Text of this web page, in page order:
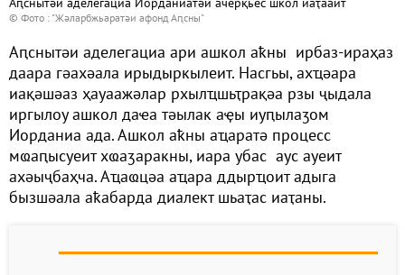
© Фото : "Жәларбжьаратәи афонд Аԥсны"
Аԥснытәи аделегациа ари ашкол аҟны ирбаз-ираҳаз
даара гәахәала ирыдыркылеит. Насгьы, ахҵәара
иақәшәаз ҳауаажәлар рхылҵшьҭрақәа рзы ҷыдала
иргылоу ашкол даҽа тәылак аҿы иуԥылаӡом
Иорданиа ада. Ашкол аҟны аҵаратә процесс
мҩаԥысуеит хҩаӡаракны, иара убас аус ауеит
ахәыҷбаҳча. Аҵаҩцәа аҵара ддырҵоит адыга
бызшәала аҟабарда диалект шьаҭас иаҭаны.